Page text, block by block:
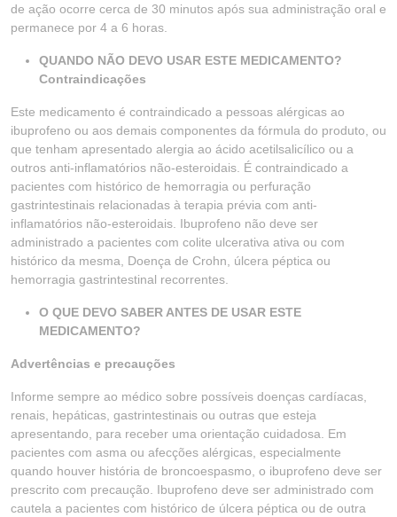
de ação ocorre cerca de 30 minutos após sua administração oral e
permanece por 4 a 6 horas.
QUANDO NÃO DEVO USAR ESTE MEDICAMENTO?
Contraindicações
Este medicamento é contraindicado a pessoas alérgicas ao
ibuprofeno ou aos demais componentes da fórmula do produto, ou
que tenham apresentado alergia ao ácido acetilsalicílico ou a
outros anti-inflamatórios não-esteroidais. É contraindicado a
pacientes com histórico de hemorragia ou perfuração
gastrintestinais relacionadas à terapia prévia com anti-
inflamatórios não-esteroidais. Ibuprofeno não deve ser
administrado a pacientes com colite ulcerativa ativa ou com
histórico da mesma, Doença de Crohn, úlcera péptica ou
hemorragia gastrintestinal recorrentes.
O QUE DEVO SABER ANTES DE USAR ESTE
MEDICAMENTO?
Advertências e precauções
Informe sempre ao médico sobre possíveis doenças cardíacas,
renais, hepáticas, gastrintestinais ou outras que esteja
apresentando, para receber uma orientação cuidadosa. Em
pacientes com asma ou afecções alérgicas, especialmente
quando houver história de broncoespasmo, o ibuprofeno deve ser
prescrito com precaução. Ibuprofeno deve ser administrado com
cautela a pacientes com histórico de úlcera péptica ou de outra